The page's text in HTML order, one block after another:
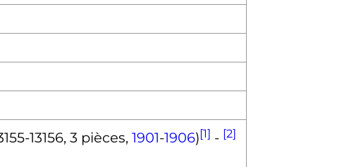
13156, 3 pièces, 1901-1906)[1] - [2]